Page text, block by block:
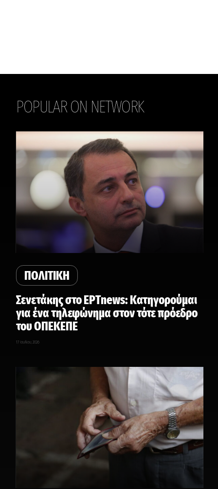
POPULAR ON NETWORK
THE DAILY
ΠΟΛΙΤΙΚΗ
Σενετάκης στο ΕΡΤnews: Κατηγορούμαι
για ένα τηλεφώνημα στον τότε πρόεδρο
του ΟΠΕΚΕΠΕ
17 Ιουλίου, 2026